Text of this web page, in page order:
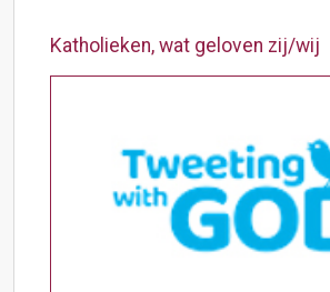
Katholieken, wat geloven zij/wij